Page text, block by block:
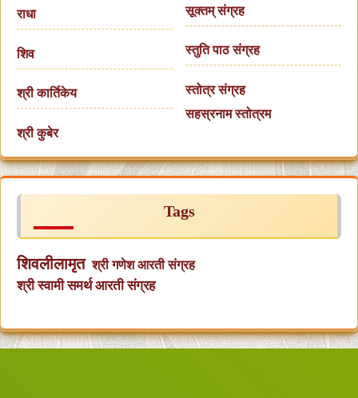
राधा
शिव
श्री कार्तिकेय
श्री कुबेर
सूक्तम् संग्रह
स्तुति पाठ संग्रह
स्तोत्र संग्रह
सहस्रनाम स्तोत्रम
Tags
शिवलीलामृत श्री गणेश आरती संग्रह
श्री स्वामी समर्थ आरती संग्रह